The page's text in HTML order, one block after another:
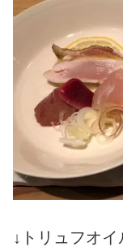
↓トリュフオイ